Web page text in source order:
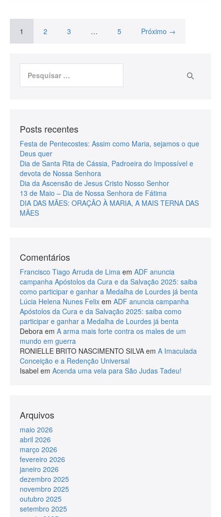
1 2 3 … 5 Próximo →
Posts recentes
Festa de Pentecostes: Assim como Maria, sejamos o que
Deus quer
Dia de Santa Rita de Cássia, Padroeira do Impossível e
devota de Nossa Senhora
Dia da Ascensão de Jesus Cristo Nosso Senhor
13 de Maio – Dia de Nossa Senhora de Fátima
DIA DAS MÃES: ORAÇÃO À MARIA, A MAIS TERNA DAS
MÃES
Comentários
Francisco Tiago Arruda de Lima em ADF anuncia
campanha Apóstolos da Cura e da Salvação 2025: saiba
como participar e ganhar a Medalha de Lourdes já benta
Lúcia Helena Nunes Felix em ADF anuncia campanha
Apóstolos da Cura e da Salvação 2025: saiba como
participar e ganhar a Medalha de Lourdes já benta
Debora em A arma mais forte contra os males de um
mundo em guerra
RONIELLE BRITO NASCIMENTO SILVA em A Imaculada
Conceição e a Redenção Universal
Isabel em Acenda uma vela para São Judas Tadeu!
Arquivos
maio 2026
abril 2026
março 2026
fevereiro 2026
janeiro 2026
dezembro 2025
novembro 2025
outubro 2025
setembro 2025